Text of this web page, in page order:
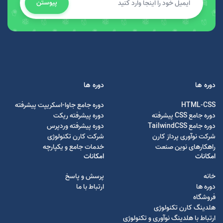
پیوستن
دوره ها
HTML-CSS
دوره جامع CSS پیشرفته
دوره جامع TailwindCSS
شرکت نوآوری پرداز کارن
راهکارهای نوین صنعت
دوره ها
دوره جامع جاوا-اسکریپت پیشرفته
دوره پیشرفته ریکت
دوره پیشرفته وردپرس
شرکت کارن تکنولوژی
خدمات جامع و یکپارچه
امکانات
خانه
دوره ها
فروشگاه
هلدینگ کارن تکنولوژی
ارتباط با هلدینگ نوآوری و تکنولوژی
امکانات
پرسش و پاسخ
ارتباط با ما